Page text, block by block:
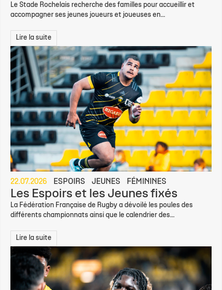
Le Stade Rochelais recherche des familles pour accueillir et
accompagner ses jeunes joueurs et joueuses en...
Lire la suite
22.07.2026 ESPOIRS JEUNES FÉMININES
Les Espoirs et les Jeunes fixés
La Fédération Française de Rugby a dévoilé les poules des
différents championnats ainsi que le calendrier des...
Lire la suite